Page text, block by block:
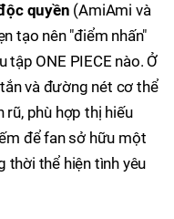
quyền (AmiAmi và
tạo nên "điểm nhấn"
ONE PIECE nào. Ở
và đường nét cơ thể
rũ, phù hợp thị hiếu
để fan sở hữu một
thời thể hiện tình yêu